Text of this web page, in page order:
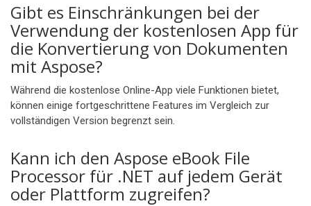
Gibt es Einschränkungen bei der
Verwendung der kostenlosen App für
die Konvertierung von Dokumenten
mit Aspose?
Während die kostenlose Online-App viele Funktionen bietet,
können einige fortgeschrittene Features im Vergleich zur
vollständigen Version begrenzt sein.
Kann ich den Aspose eBook File
Processor für .NET auf jedem Gerät
oder Plattform zugreifen?